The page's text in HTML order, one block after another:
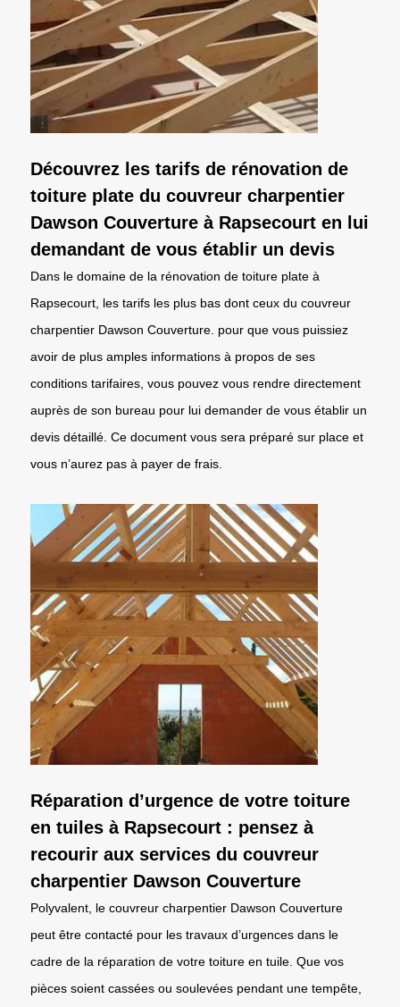
Découvrez les tarifs de rénovation de
toiture plate du couvreur charpentier
Dawson Couverture à Rapsecourt en lui
demandant de vous établir un devis
Dans le domaine de la rénovation de toiture plate à
Rapsecourt, les tarifs les plus bas dont ceux du couvreur
charpentier Dawson Couverture. pour que vous puissiez
avoir de plus amples informations à propos de ses
conditions tarifaires, vous pouvez vous rendre directement
auprès de son bureau pour lui demander de vous établir un
devis détaillé. Ce document vous sera préparé sur place et
vous n’aurez pas à payer de frais.
Réparation d’urgence de votre toiture
en tuiles à Rapsecourt : pensez à
recourir aux services du couvreur
charpentier Dawson Couverture
Polyvalent, le couvreur charpentier Dawson Couverture
peut être contacté pour les travaux d’urgences dans le
cadre de la réparation de votre toiture en tuile. Que vos
pièces soient cassées ou soulevées pendant une tempête,